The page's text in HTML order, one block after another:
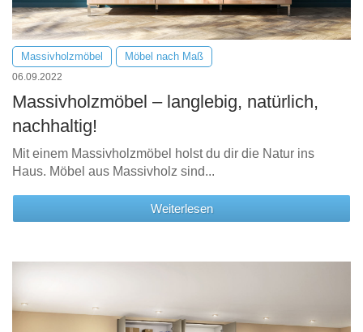
Massivholzmöbel Möbel nach Maß
06.09.2022
Massivholzmöbel – langlebig, natürlich,
nachhaltig!
Mit einem Massivholzmöbel holst du dir die Natur ins
Haus. Möbel aus Massivholz sind...
Weiterlesen